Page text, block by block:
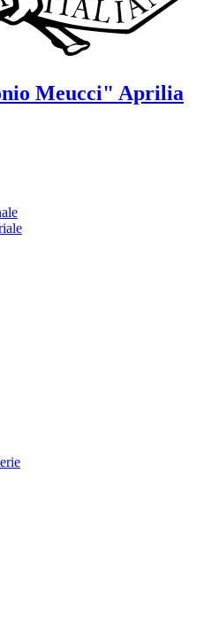
Meucci" Aprilia